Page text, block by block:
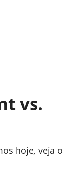
vs.
hoje, veja o